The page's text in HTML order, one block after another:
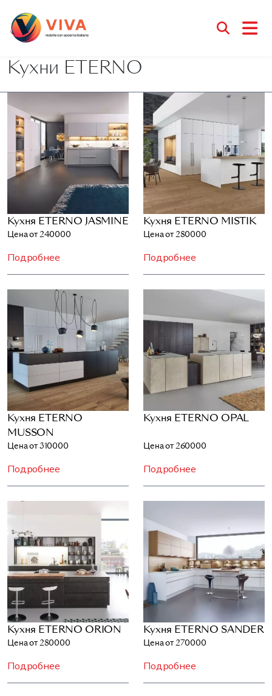
Кухни ETERNO
Кухня ETERNO JASMINE
Цена от 240000
Подробнее
Кухня ETERNO MISTIK
Цена от 280000
Подробнее
Кухня ETERNO
MUSSON
Цена от 310000
Подробнее
Кухня ETERNO OPAL
Цена от 260000
Подробнее
Кухня ETERNO ORION
Цена от 280000
Подробнее
Кухня ETERNO SANDER
Цена от 270000
Подробнее